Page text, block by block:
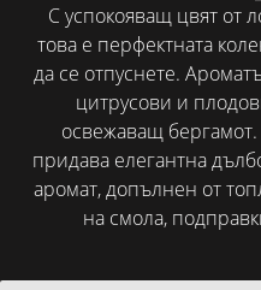
С успокояващ цвят от
това е перфектната
да се отпуснете.
цитрусови и
освежаващ бергамот.
придава елегантна
аромат, допълнен от
на смола,